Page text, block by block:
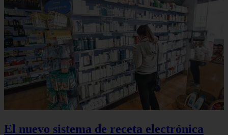
El nuevo sistema de receta electrónica